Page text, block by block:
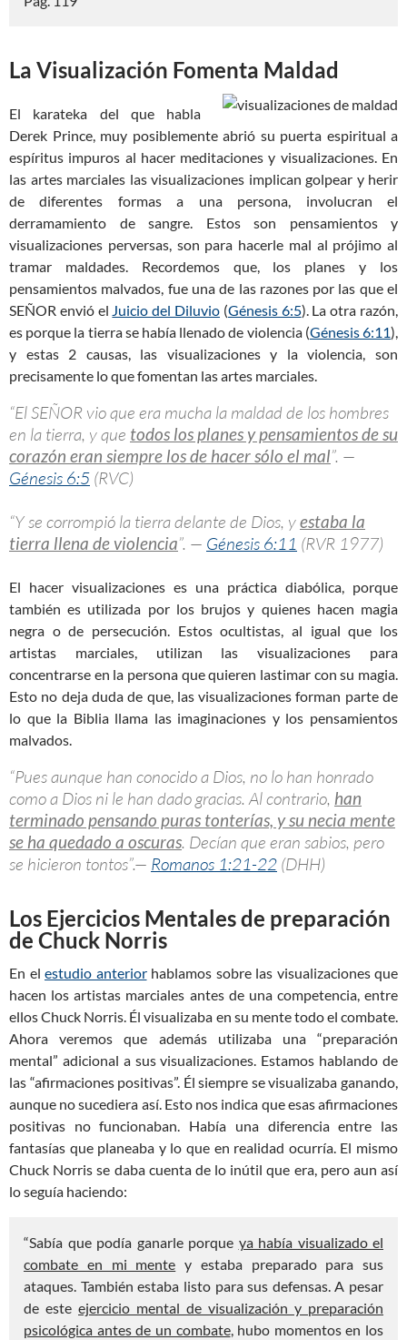
La Visualización Fomenta Maldad
El karateka del que habla
Derek Prince, muy posiblemente abrió su puerta espiritual a
espíritus impuros al hacer meditaciones y visualizaciones. En
las artes marciales las visualizaciones implican golpear y herir
de diferentes formas a una persona, involucran el
derramamiento de sangre. Estos son pensamientos y
visualizaciones perversas, son para hacerle mal al prójimo al
tramar maldades. Recordemos que, los planes y los
pensamientos malvados, fue una de las razones por las que el
SEÑOR envió el Juicio del Diluvio (Génesis 6:5). La otra razón,
es porque la tierra se había llenado de violencia (Génesis 6:11),
y estas 2 causas, las visualizaciones y la violencia, son
precisamente lo que fomentan las artes marciales.
“El SEÑOR vio que era mucha la maldad de los hombres
en la tierra, y que todos los planes y pensamientos de su
corazón eran siempre los de hacer sólo el mal”. —
Génesis 6:5 (RVC)
“Y se corrompió la tierra delante de Dios, yestaba la
tierra llena de violencia”. — Génesis 6:11 (RVR 1977)
El hacer visualizaciones es una práctica diabólica, porque
también es utilizada por los brujos y quienes hacen magia
negra o de persecución. Estos ocultistas, al igual que los
artistas marciales, utilizan las visualizaciones para
concentrarse en la persona que quieren lastimar con su magia.
Esto no deja duda de que, las visualizaciones forman parte de
lo que la Biblia llama las imaginaciones y los pensamientos
malvados.
“Pues aunque han conocido a Dios, no lo han honrado
como a Dios ni le han dado gracias. Al contrario, han
terminado pensando puras tonterías, y su necia mente
se ha quedado a oscuras. Decían que eran sabios, pero
se hicieron tontos”.— Romanos 1:21-22 (DHH)
Los Ejercicios Mentales de preparación
de Chuck Norris
En el estudio anteriorhablamos sobre las visualizaciones que
hacen los artistas marciales antes de una competencia, entre
ellos Chuck Norris. Él visualizaba en su mente todo el combate.
Ahora veremos que además utilizaba una “preparación
mental” adicional a sus visualizaciones. Estamos hablando de
las “afirmaciones positivas”. Él siempre se visualizaba ganando,
aunque no sucediera así. Esto nos indica que esas afirmaciones
positivas no funcionaban. Había una diferencia entre las
fantasías que planeaba y lo que en realidad ocurría. El mismo
Chuck Norris se daba cuenta de lo inútil que era, pero aun así
lo seguía haciendo:
“Sabía que podía ganarle porque ya había visualizado el
combate en mi mente y estaba preparado para sus
ataques. También estaba listo para sus defensas. A pesar
de este ejercicio mental de visualización y preparación
psicológica antes de un combate, hubo momentos en los